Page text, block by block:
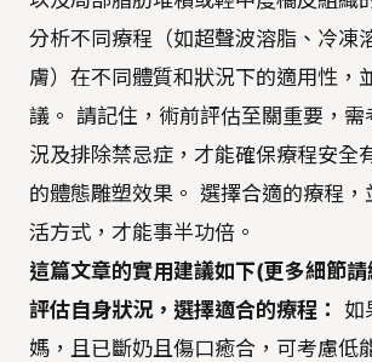
分析不同療程（如超聲波溶脂、冷凍
膚）在不同體質和狀況下的適用性，
議。 請記住，術前評估至關重要，需
況及排除禁忌症，才能確保療程安全
的體態雕塑效果。 選擇合適的療程，
活方式，才能事半功倍。
這篇文章的實用建議如下(更多細節
評估自身狀況，選擇適合的療程： 如
媽，且已斷奶且傷口癒合，可考慮低